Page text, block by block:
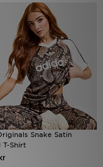
Snake Satin
Shirt